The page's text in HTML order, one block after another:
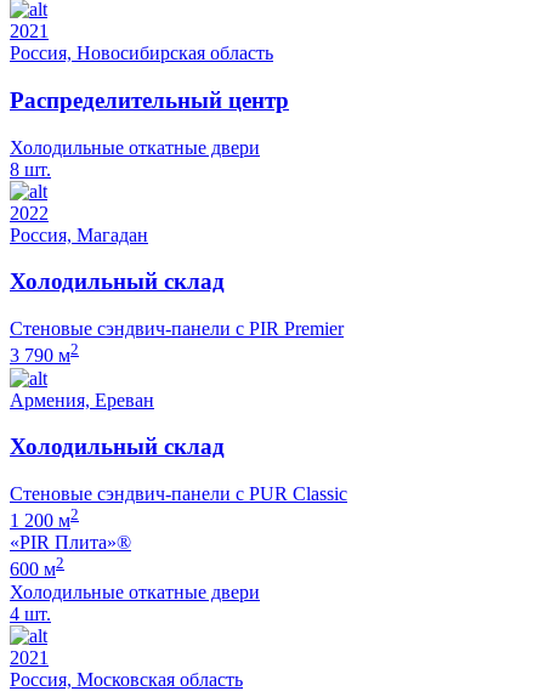
2021
Россия, Новосибирская область
Распределительный центр
Холодильные откатные двери
8 шт.
2022
Россия, Магадан
Холодильный склад
Стеновые сэндвич-панели с PIR Premier
3 790 м2
Армения, Ереван
Холодильный склад
Стеновые сэндвич-панели с PUR Classic
1 200 м2
«PIR Плита»®
600 м2
Холодильные откатные двери
4 шт.
2021
Россия, Московская область